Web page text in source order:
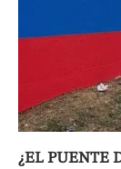
¿EL PUENTE